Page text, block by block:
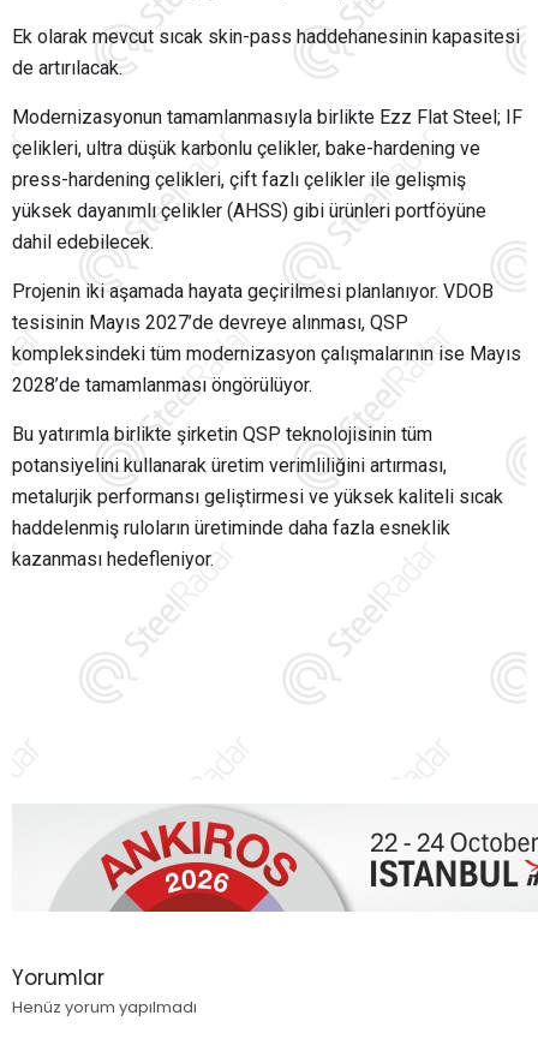
Ek olarak mevcut sıcak skin-pass haddehanesinin kapasitesi
de artırılacak.
Modernizasyonun tamamlanmasıyla birlikte Ezz Flat Steel; IF
çelikleri, ultra düşük karbonlu çelikler, bake-hardening ve
press-hardening çelikleri, çift fazlı çelikler ile gelişmiş
yüksek dayanımlı çelikler (AHSS) gibi ürünleri portföyüne
dahil edebilecek.
Projenin iki aşamada hayata geçirilmesi planlanıyor. VDOB
tesisinin Mayıs 2027’de devreye alınması, QSP
kompleksindeki tüm modernizasyon çalışmalarının ise Mayıs
2028’de tamamlanması öngörülüyor.
Bu yatırımla birlikte şirketin QSP teknolojisinin tüm
potansiyelini kullanarak üretim verimliliğini artırması,
metalurjik performansı geliştirmesi ve yüksek kaliteli sıcak
haddelenmiş ruloların üretiminde daha fazla esneklik
kazanması hedefleniyor.
Yorumlar
Henüz yorum yapılmadı